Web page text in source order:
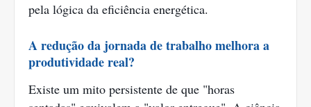
pela lógica da eficiência energética.
A redução da jornada de trabalho melhora a
produtividade real?
Existe um mito persistente de que "horas